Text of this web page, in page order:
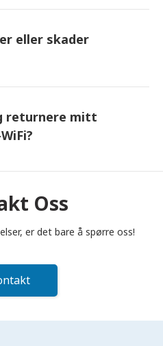
samtidig (telefoner, nettbrett,
bruk hele dagen.
eller skader
for å dekke tap eller skade.
vi hjelper deg med å holde
returnere mitt
sent, vil du bli belastet.
Oss
er det bare å spørre oss!